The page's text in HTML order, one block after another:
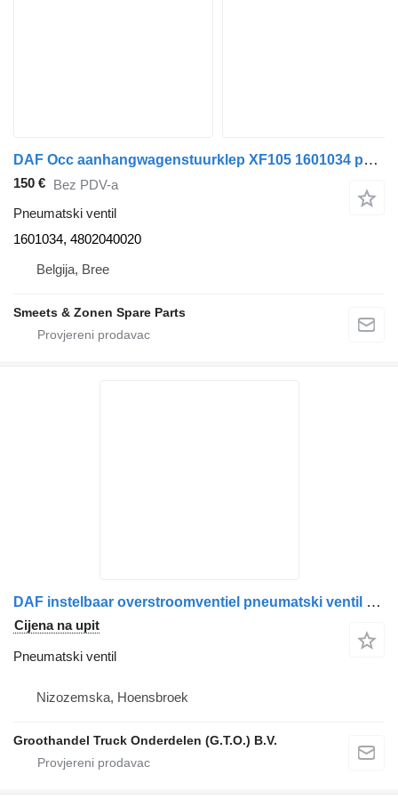
DAF Occ aanhangwagenstuurklep XF105 1601034 pneumatski ventil za kamiona
150 € Bez PDV-a
Pneumatski ventil
1601034, 4802040020
Belgija, Bree
Smeets & Zonen Spare Parts
DAF instelbaar overstroomventiel pneumatski ventil za DAF xf 105 kamiona
Cijena na upit
Pneumatski ventil
Nizozemska, Hoensbroek
Groothandel Truck Onderdelen (G.T.O.) B.V.